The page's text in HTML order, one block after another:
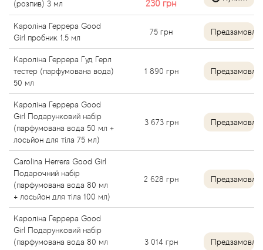
(розпив) 3 мл
230 грн
Кароліна Геррера Good
Girl пробник 1.5 мл
75 грн
Кароліна Геррера Гуд Герл
тестер (парфумована вода)
50 мл
1 890 грн
Кароліна Геррера Good
Girl Подарунковий набір
(парфумована вода 50 мл +
лосьйон для тіла 75 мл)
3 673 грн
Carolina Herrera Good Girl
Подарочний набір
(парфумована вода 80 мл
+ лосьйон для тіла 100 мл)
2 628 грн
Кароліна Геррера Good
Girl Подарунковий набір
(парфумована вода 80 мл
3 014 грн
Andre L'Arom
Angel Schlesser
Anima Mundi
Anna Sui
Annayake
Anne Fontaine
Annick Goutal
Antonia's Flowers